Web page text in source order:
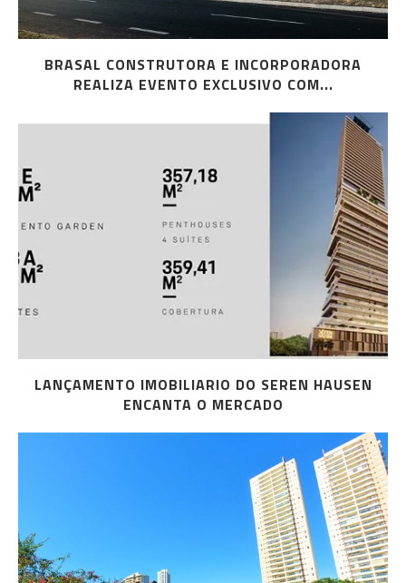
BRASAL CONSTRUTORA E INCORPORADORA
REALIZA EVENTO EXCLUSIVO COM...
LANÇAMENTO IMOBILIARIO DO SEREN HAUSEN
ENCANTA O MERCADO